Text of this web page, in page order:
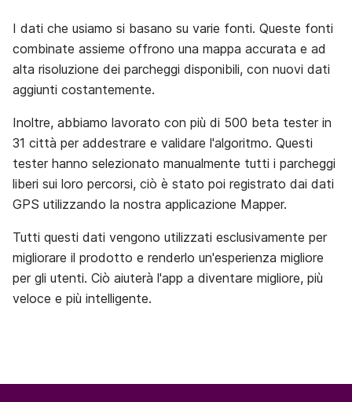
I dati che usiamo si basano su varie fonti. Queste fonti
combinate assieme offrono una mappa accurata e ad
alta risoluzione dei parcheggi disponibili, con nuovi dati
aggiunti costantemente.
Inoltre, abbiamo lavorato con più di 500 beta tester in
31 città per addestrare e validare l'algoritmo. Questi
tester hanno selezionato manualmente tutti i parcheggi
liberi sui loro percorsi, ciò è stato poi registrato dai dati
GPS utilizzando la nostra applicazione Mapper.
Tutti questi dati vengono utilizzati esclusivamente per
migliorare il prodotto e renderlo un'esperienza migliore
per gli utenti. Ciò aiuterà l'app a diventare migliore, più
veloce e più intelligente.